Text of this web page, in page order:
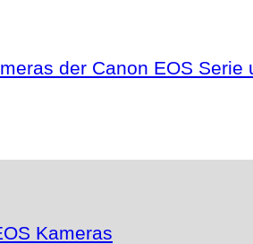
der Canon EOS Serie
Kameras